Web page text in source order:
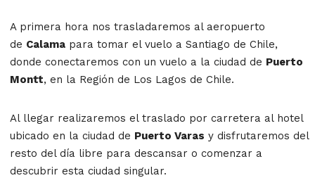
A primera hora nos trasladaremos al aeropuerto
de Calama para tomar el vuelo a Santiago de Chile,
donde conectaremos con un vuelo a la ciudad de Puerto
Montt, en la Región de Los Lagos de Chile.
Al llegar realizaremos el traslado por carretera al hotel
ubicado en la ciudad de Puerto Varas y disfrutaremos del
resto del día libre para descansar o comenzar a
descubrir esta ciudad singular.